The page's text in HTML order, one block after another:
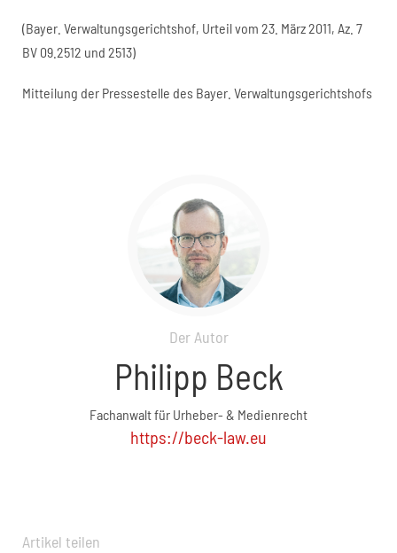
(Bayer. Verwaltungsgerichtshof, Urteil vom 23. März 2011, Az. 7
BV 09.2512 und 2513)
Mitteilung der Pressestelle des Bayer. Verwaltungsgerichtshofs
Der Autor
Philipp Beck
Fachanwalt für Urheber- & Medienrecht
https://beck-law.eu
Artikel teilen